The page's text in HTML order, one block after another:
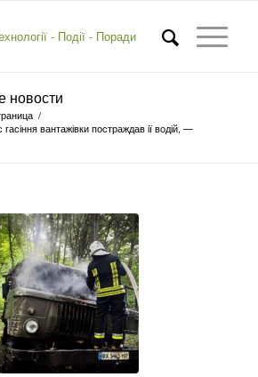
новости
/
вантажівки постраждав ії водій, —